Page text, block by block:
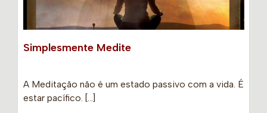
Simplesmente Medite
A Meditação não é um estado passivo com a vida. É
estar pacífico. […]